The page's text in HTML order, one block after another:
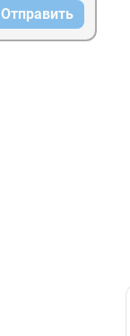
Отправить